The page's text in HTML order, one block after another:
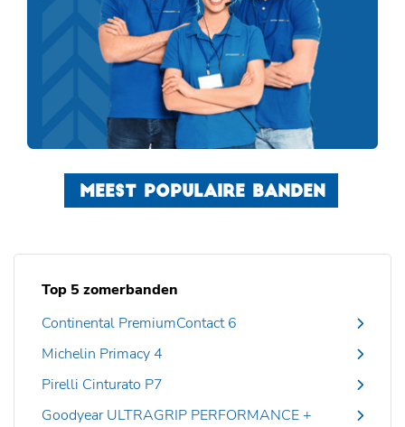
MEEST POPULAIRE BANDEN
Top 5 zomerbanden
Continental PremiumContact 6
Michelin Primacy 4
Pirelli Cinturato P7
Goodyear ULTRAGRIP PERFORMANCE +